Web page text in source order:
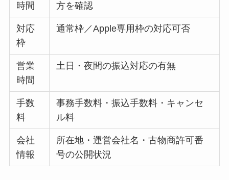
時間
方を確認
対応
枠
通常枠／Apple専用枠の対応可否
営業
時間
土日・夜間の振込対応の有無
手数
料
事務手数料・振込手数料・キャンセ
ル料
会社
情報
所在地・運営会社名・古物商許可番
号の公開状況